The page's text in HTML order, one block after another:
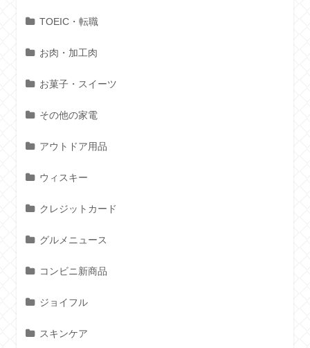
TOEIC・転職
お肉・加工肉
お菓子・スイーツ
その他の家電
アウトドア用品
ウィスキー
クレジットカード
グルメニュース
コンビニ新商品
ジョイフル
スキンケア